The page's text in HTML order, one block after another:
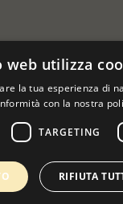
web utilizza
la tua esperienza di
con la nostra
TARGETING
RIFIUTA